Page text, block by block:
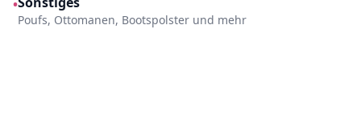
•
Poufs, Ottomanen, Bootspolster und mehr